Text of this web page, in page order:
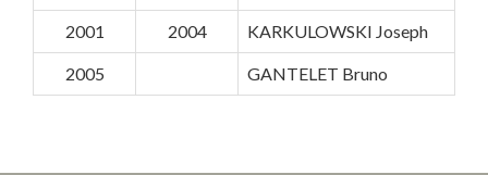
2001 2004 KARKULOWSKI Joseph
2005 GANTELET Bruno